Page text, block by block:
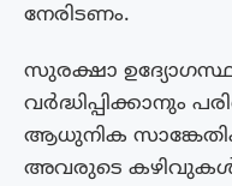
നേരിടണം.
സുരക്ഷാ
വർദ്ധിപ്പിക്കാനും
ആധുനിക
അവരുടെ കഴിവുകൾ